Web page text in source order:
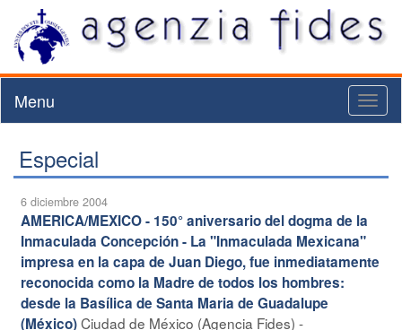
Menu
Especial
6 diciembre 2004
AMERICA/MEXICO - 150° aniversario del dogma de la
Inmaculada Concepción - La "Inmaculada Mexicana"
impresa en la capa de Juan Diego, fue inmediatamente
reconocida como la Madre de todos los hombres:
desde la Basílica de Santa Maria de Guadalupe
(México)Ciudad de México (Agencia Fides) -